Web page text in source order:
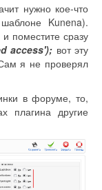
нужно кое-что
Kunena).
и поместите сразу
access'); вот эту
я не проверял
в форуме, то,
плагина другие